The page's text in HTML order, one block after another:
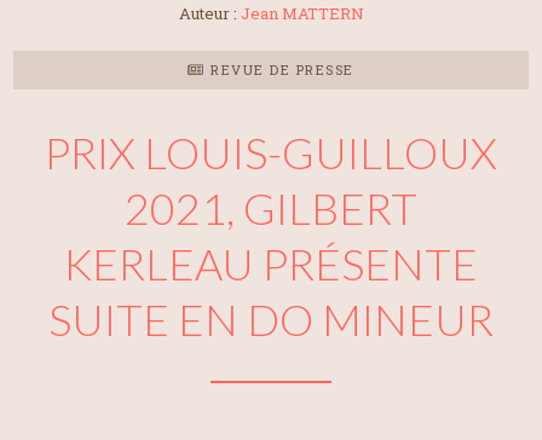
Auteur : Jean MATTERN
REVUE DE PRESSE
PRIX LOUIS-GUILLOUX
2021, GILBERT
KERLEAU PRÉSENTE
SUITE EN DO MINEUR